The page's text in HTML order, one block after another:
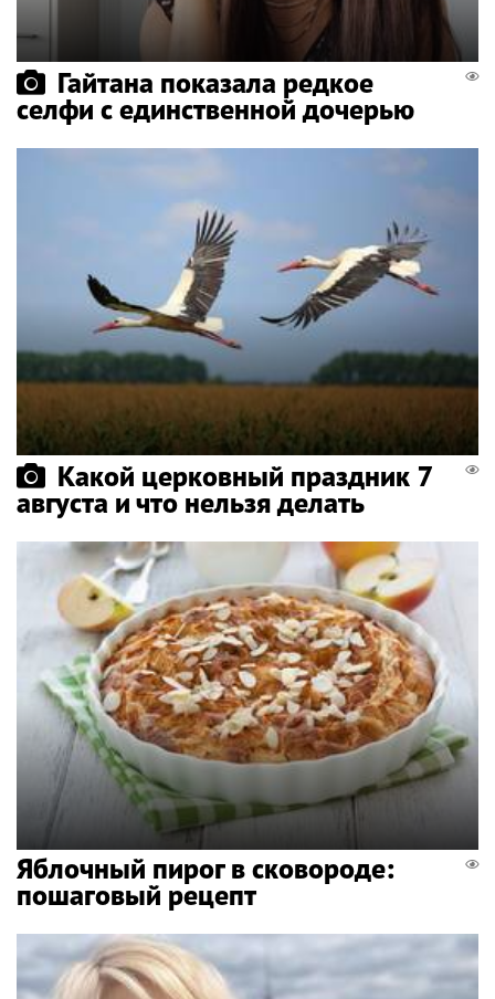
Гайтана показала редкое
селфи с единственной дочерью
Какой церковный праздник 7
августа и что нельзя делать
Яблочный пирог в сковороде:
пошаговый рецепт